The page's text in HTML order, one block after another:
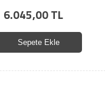
6.045,00 TL
Sepete Ekle